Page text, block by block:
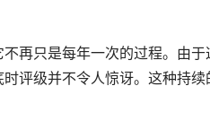
再只是每年一次的过程。由
评级并不令人惊讶。这种持